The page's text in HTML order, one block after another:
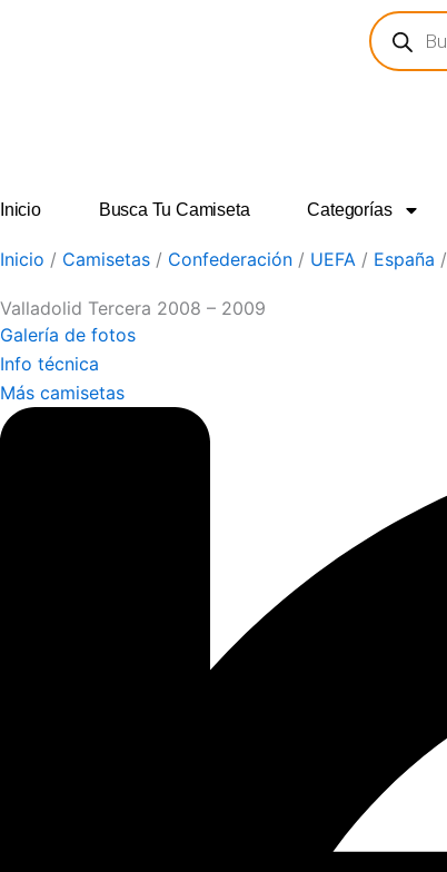
Búsqueda
de
productos
Inicio Busca Tu Camiseta Categorías
Inicio / Camisetas / Confederación / UEFA / España /
Valladolid Tercera 2008 – 2009
Galería de fotos
Info técnica
Más camisetas